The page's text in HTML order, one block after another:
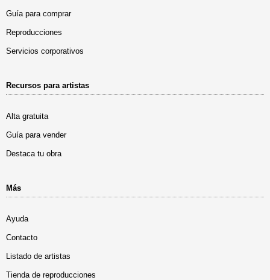
Guía para comprar
Reproducciones
Servicios corporativos
Recursos para artistas
Alta gratuita
Guía para vender
Destaca tu obra
Más
Ayuda
Contacto
Listado de artistas
Tienda de reproducciones